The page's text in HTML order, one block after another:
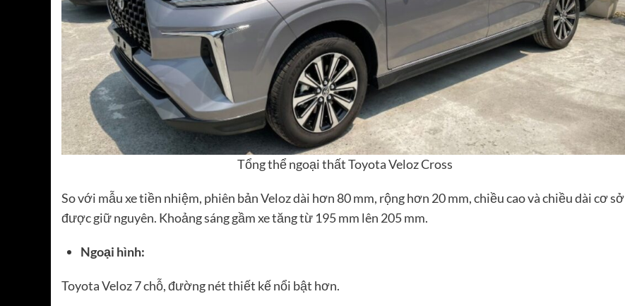
Tổng thể ngoại thất Toyota Veloz Cross
So với mẫu xe tiền nhiệm, phiên bản Veloz dài hơn 80 mm, rộng hơn 20 mm, chiều cao và chiều dài cơ sở
được giữ nguyên. Khoảng sáng gầm xe tăng từ 195 mm lên 205 mm.
Ngoại hình:
Toyota Veloz 7 chỗ, đường nét thiết kế nổi bật hơn.